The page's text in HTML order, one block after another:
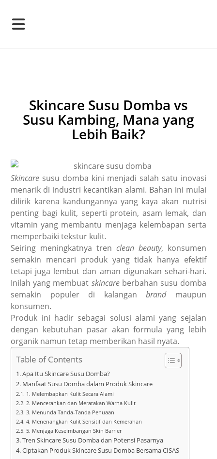
Skincare Susu Domba vs
Susu Kambing, Mana yang
Lebih Baik?
Skincare susu domba kini menjadi salah satu inovasi
menarik di industri kecantikan alami. Bahan ini mulai
dilirik karena kandungannya yang kaya akan nutrisi
penting bagi kulit, seperti protein, asam lemak, dan
vitamin yang membantu menjaga kelembapan serta
memperbaiki tekstur kulit.
Seiring meningkatnya tren clean beauty, konsumen
semakin mencari produk yang tidak hanya efektif
tetapi juga lembut dan aman digunakan sehari-hari.
Inilah yang membuat skincare berbahan susu domba
semakin populer di kalanganbrandmaupun
konsumen.
Produk ini hadir sebagai solusi alami yang sejalan
dengan kebutuhan pasar akan formula yang lebih
organik namun tetap memberikan hasil nyata.
Table of Contents
Apa Itu Skincare Susu Domba?
Manfaat Susu Domba dalam Produk Skincare
1. Melembapkan Kulit Secara Alami
2. Mencerahkan dan Meratakan Warna Kulit
3. Menunda Tanda-Tanda Penuaan
4. Menenangkan Kulit Sensitif dan Kemerahan
5. Menjaga Keseimbangan Skin Barrier
Tren Skincare Susu Domba dan Potensi Pasarnya
Ciptakan Produk Skincare Susu Domba Bersama CISAS